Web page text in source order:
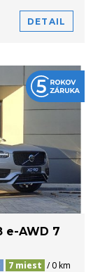
DETAIL
e-AWD 7
7 miest / 0 km